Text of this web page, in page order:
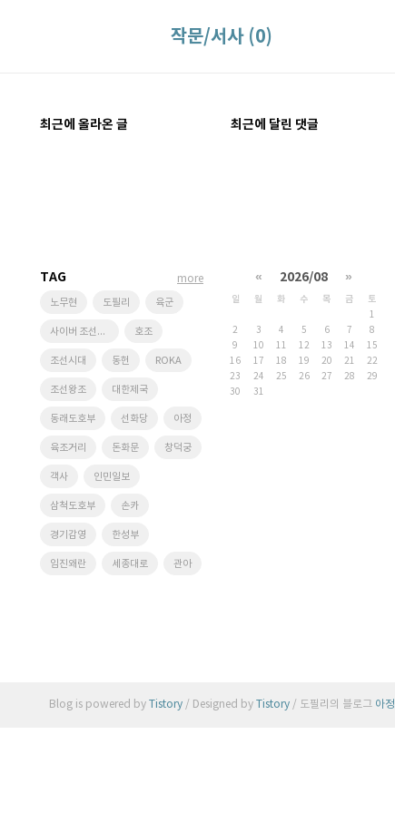
작문/서사 (0)
최근에 올라온 글 최근에 달린 댓글
TAG
노무현 도필리 육군
사이버 조선왕조 호조
조선시대 동헌 ROKA
조선왕조 대한제국
동래도호부 선화당 아정
육조거리 돈화문 창덕궁
객사 인민일보
삼척도호부 손카
경기감영 한성부
임진왜란 세종대로 관아
more « 2026/08 »
일 월 화 수 목 금
토
1
2
3 4 5 6 7
8
9
10 11 12 13 14
15
16
17 18 19 20 21
22
23
24 25 26 27 28
29
30
31
Blog is powered by Tistory/ Designed by Tistory/ 도필리의 블로그 아정